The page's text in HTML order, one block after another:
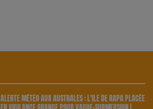
ALERTE MÉTÉO AUX AUSTRALES : L'ÎLE DE RAPA PLACÉE